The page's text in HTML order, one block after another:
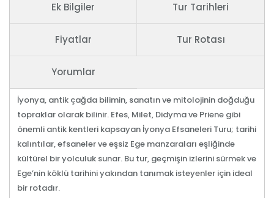
Ek Bilgiler Tur Tarihleri
Fiyatlar Tur Rotası
Yorumlar
İyonya, antik çağda bilimin, sanatın ve mitolojinin doğduğu
topraklar olarak bilinir. Efes, Milet, Didyma ve Priene gibi
önemli antik kentleri kapsayan İyonya Efsaneleri Turu; tarihi
kalıntılar, efsaneler ve eşsiz Ege manzaraları eşliğinde
kültürel bir yolculuk sunar. Bu tur, geçmişin izlerini sürmek ve
Ege’nin köklü tarihini yakından tanımak isteyenler için ideal
bir rotadır.